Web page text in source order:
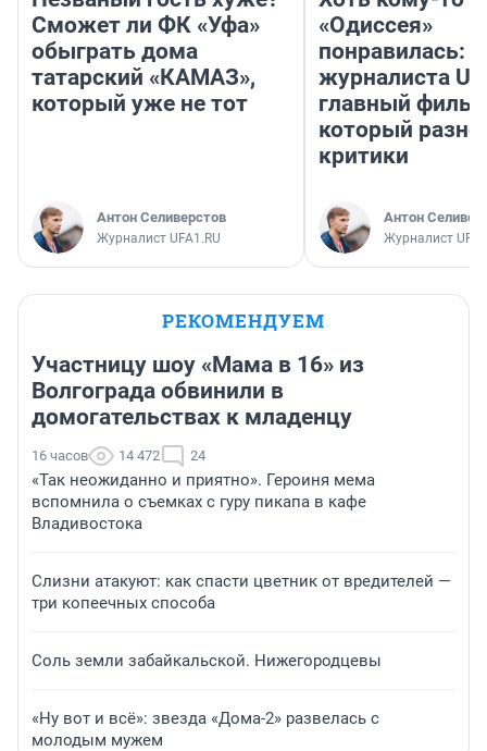
Сможет ли ФК «Уфа»
обыграть дома
татарский «КАМАЗ»,
который уже не тот
Антон Селиверстов
Журналист UFA1.RU
«Одиссея»
понравилась:
журналиста
главный
который
критики
Антон
Журналист
РЕКОМЕНДУЕМ
Участницу шоу «Мама в 16» из
Волгограда обвинили в
домогательствах к младенцу
16 часов 14 472 24
«Так неожиданно и приятно». Героиня мема
вспомнила о съемках с гуру пикапа в кафе
Владивостока
Слизни атакуют: как спасти цветник от вредителей —
три копеечных способа
Соль земли забайкальской. Нижегородцевы
«Ну вот и всё»: звезда «Дома-2» развелась с
молодым мужем